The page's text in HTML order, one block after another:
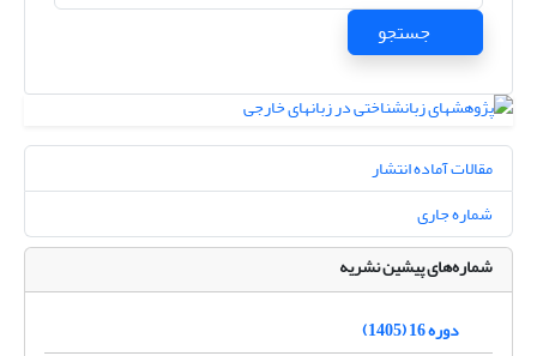
جستجو
مقالات آماده انتشار
شماره جاری
شماره‌های پیشین نشریه
دوره 16 (1405)